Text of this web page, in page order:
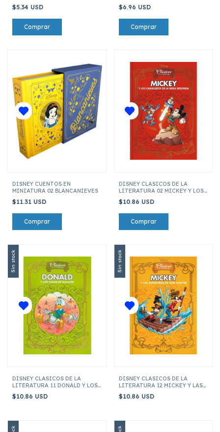
$5.34 USD $6.96 USD
DISNEY CUENTOS EN
MINIATURA 02 BLANCANIEVES
$11.31 USD
DISNEY CLASICOS DE LA
LITERATURA 02 MICKEY Y LOS
REDONDA
$10.86 USD
Sin stock
DISNEY CLASICOS DE LA
LITERATURA 11 DONALD Y LOS
$10.86 USD
Sin stock
DISNEY CLASICOS DE LA
LITERATURA 12 MICKEY Y LAS
$10.86 USD